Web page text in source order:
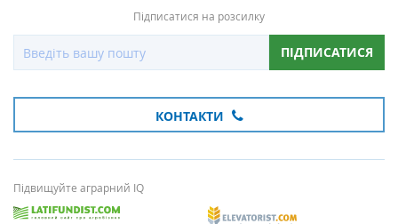
Підписатися на розсилку
ПІДПИСАТИСЯ
КОНТАКТИ
Підвищуйте аграрний IQ